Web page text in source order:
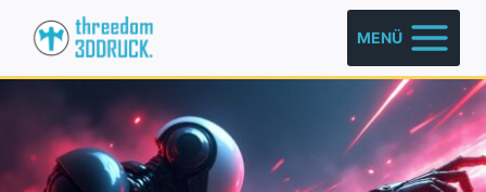
Inhalt
springen
MENÜ